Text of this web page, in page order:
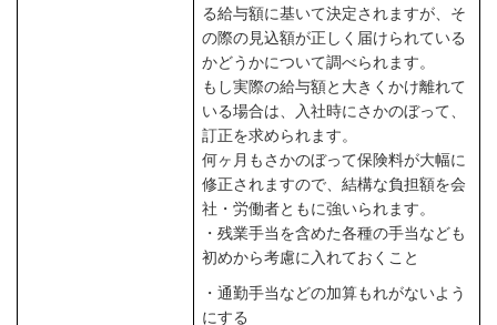
る給与額に基いて決定されますが、そ
の際の見込額が正しく届けられている
かどうかについて調べられます。
もし実際の給与額と大きくかけ離れて
いる場合は、入社時にさかのぼって、
訂正を求められます。
何ヶ月もさかのぼって保険料が大幅に
修正されますので、結構な負担額を会
社・労働者ともに強いられます。
・残業手当を含めた各種の手当なども
初めから考慮に入れておくこと
・通勤手当などの加算もれがないよう
にする